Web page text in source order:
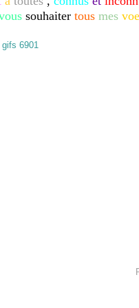
souhaiter tous mes